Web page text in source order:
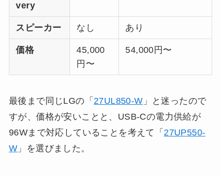
very
スピーカー なし あり
価格
45,000
円〜
54,000円〜
最後まで同じLGの「 27UL850-W 」と迷ったので
すが、価格が安いことと、USB-Cの電力供給が
96Wまで対応していることを考えて「 27UP550-
W 」を選びました。